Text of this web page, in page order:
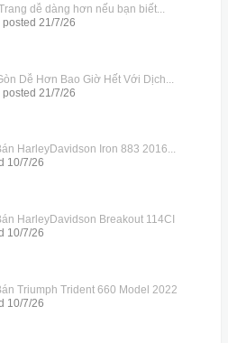
dễ dàng hơn nếu bạn biết...
posted 21/7/26
Dễ Hơn Bao Giờ Hết Với Dịch...
posted 21/7/26
HarleyDavidson Iron 883 2016...
10/7/26
HarleyDavidson Breakout 114CI
10/7/26
Triumph Trident 660 Model 2022
10/7/26